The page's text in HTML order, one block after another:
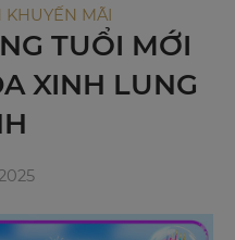
KHUYẾN MÃI
TUỔI MỚI
XINH LUNG